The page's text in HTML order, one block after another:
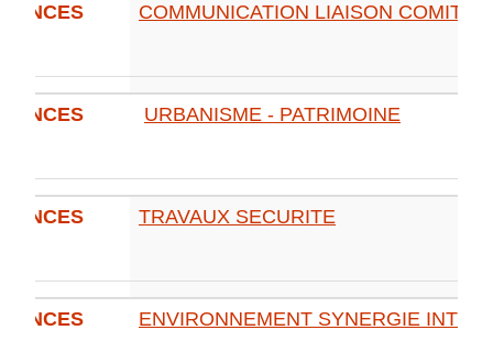
COMMUNICATION LIAISON COMITE
URBANISME - PATRIMOINE
TRAVAUX SECURITE
ENVIRONNEMENT SYNERGIE